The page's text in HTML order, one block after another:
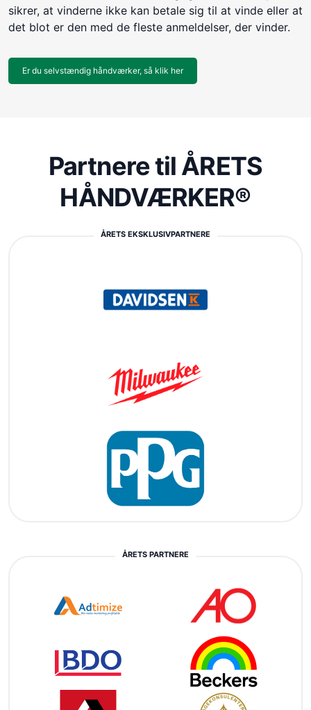
sikrer, at vinderne ikke kan betale sig til at vinde eller at
det blot er den med de fleste anmeldelser, der vinder.
Er du selvstændig håndværker, så klik her
Partnere til ÅRETS
HÅNDVÆRKER®
ÅRETS EKSKLUSIVPARTNERE
ÅRETS PARTNERE